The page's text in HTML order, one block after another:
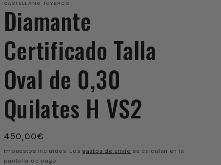
CASTELLANO JOYEROS
Diamante
Certificado Talla
Oval de 0,30
Quilates H VS2
Precio
habitual
450,00€
Impuestos incluidos. Los gastos de envío se calculan en la
pantalla de pago.